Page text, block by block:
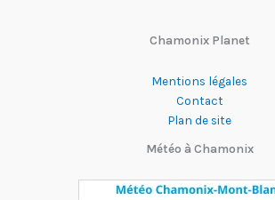
Chamonix Planet
Mentions légales
Contact
Plan de site
Météo à Chamonix